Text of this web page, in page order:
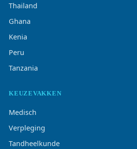
Thailand
Ghana
Kenia
Peru
Tanzania
KEUZEVAKKEN
Medisch
Verpleging
Tandheelkunde